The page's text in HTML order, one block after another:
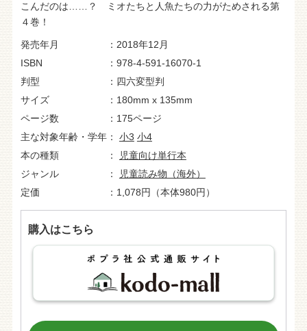
こんだのは……？ ミオたちと人魚たちの力がためされる第
４巻！
発売年月
2018年12月
ISBN
978-4-591-16070-1
判型
四六変型判
サイズ
180mm x 135mm
ページ数
175ページ
主な対象年齢・学年
小3 小4
本の種類
児童向け単行本
ジャンル
児童読み物（海外）
定価
1,078円（本体980円）
購入はこちら